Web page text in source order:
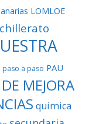
LOMLOE
paso a paso PAU
MEJORA
quimica